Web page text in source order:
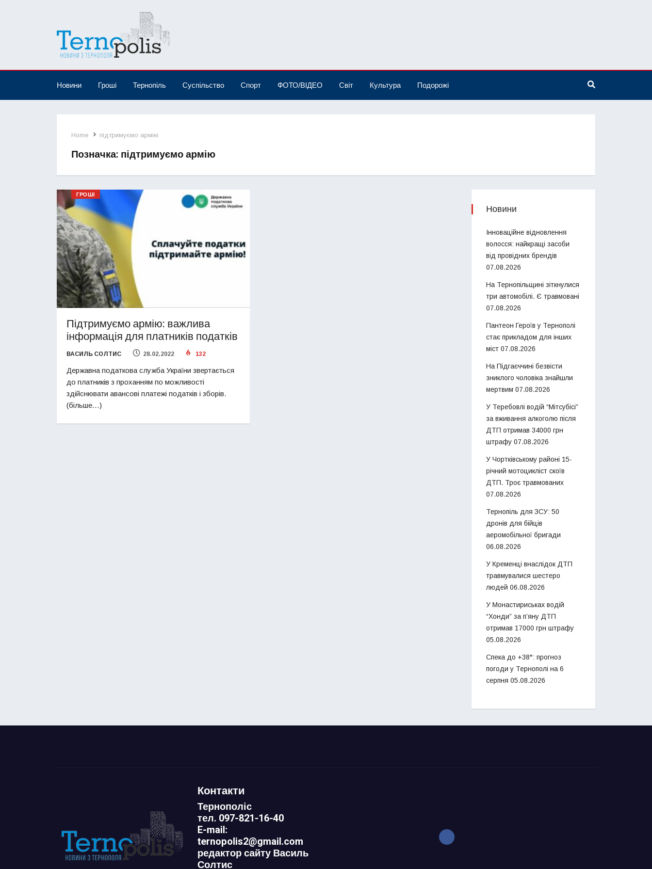
Новини Гроші Тернопіль Суспільство Спорт ФОТО/ВІДЕО Світ Культура Подорожі
Home підтримуємо армію
Позначка: підтримуємо армію
ГРОШІ
Підтримуємо армію: важлива
інформація для платників податків
ВАСИЛЬ СОЛТИС 28.02.2022 132
Державна податкова служба України звертається
до платників з проханням по можливості
здійснювати авансові платежі податків і зборів.
(більше…)
Новини
Інноваційне відновлення
волосся: найкращі засоби
від провідних брендів
07.08.2026
На Тернопільщині зіткнулися
три автомобілі. Є травмовані
07.08.2026
Пантеон Героїв у Тернополі
стає прикладом для інших
міст 07.08.2026
На Підгаєччині безвісти
зниклого чоловіка знайшли
мертвим 07.08.2026
У Теребовлі водій “Мітсубісі”
за вживання алкоголю після
ДТП отримав 34000 грн
штрафу 07.08.2026
У Чортківському районі 15-
річний мотоцикліст скоїв
ДТП. Троє травмованих
07.08.2026
Тернопіль для ЗСУ: 50
дронів для бійців
аеромобільної бригади
06.08.2026
У Кременці внаслідок ДТП
травмувалися шестеро
людей 06.08.2026
У Монастириськах водій
“Хонди” за п’яну ДТП
отримав 17000 грн штрафу
05.08.2026
Спека до +38°: прогноз
погоди у Тернополі на 6
серпня 05.08.2026
Контакти
Тернополіс
тел. 097-821-16-40
E-mail:
ternopolis2@gmail.com
редактор сайту Василь
Солтис